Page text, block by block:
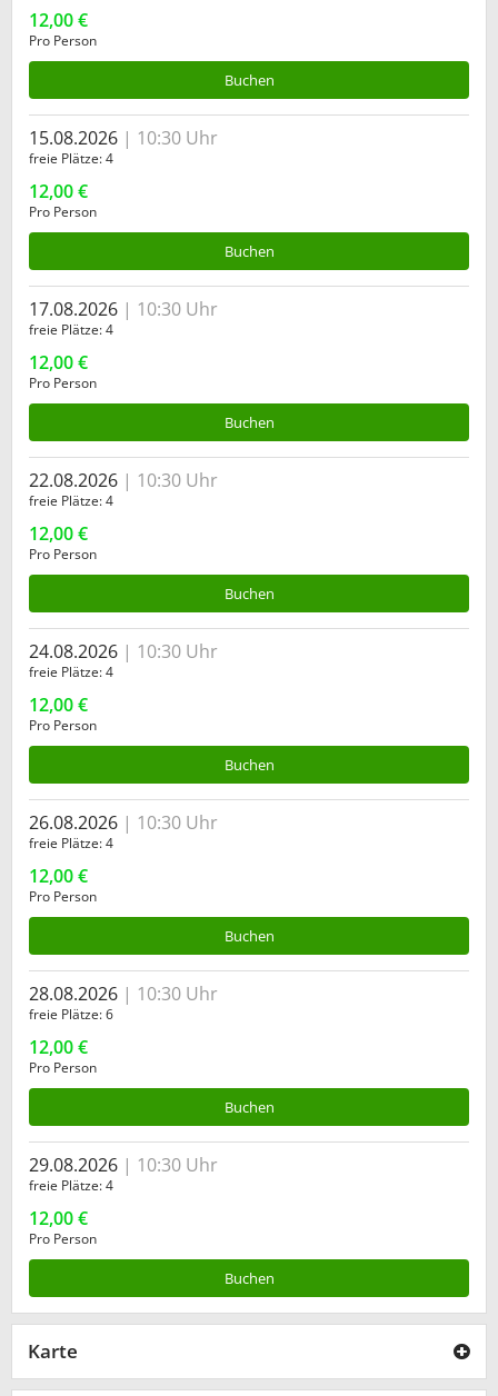
12,00 €
Pro Person
Buchen
15.08.2026 10:30 Uhr
freie Plätze 4
12,00 €
Pro Person
Buchen
17.08.2026 10:30 Uhr
freie Plätze 4
12,00 €
Pro Person
Buchen
22.08.2026 10:30 Uhr
freie Plätze 4
12,00 €
Pro Person
Buchen
24.08.2026 10:30 Uhr
freie Plätze 4
12,00 €
Pro Person
Buchen
26.08.2026 10:30 Uhr
freie Plätze 4
12,00 €
Pro Person
Buchen
28.08.2026 10:30 Uhr
freie Plätze 6
12,00 €
Pro Person
Buchen
29.08.2026 10:30 Uhr
freie Plätze 4
12,00 €
Pro Person
Buchen
Karte